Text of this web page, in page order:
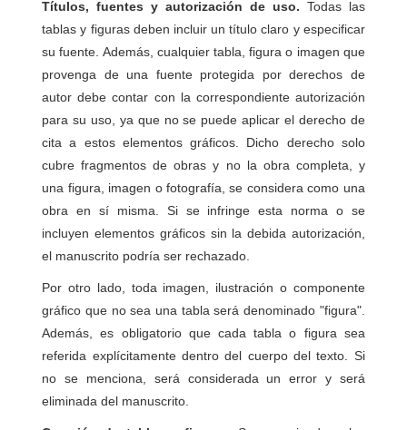
Títulos, fuentes y autorización de uso. Todas las
tablas y figuras deben incluir un título claro y especificar
su fuente. Además, cualquier tabla, figura o imagen que
provenga de una fuente protegida por derechos de
autor debe contar con la correspondiente autorización
para su uso, ya que no se puede aplicar el derecho de
cita a estos elementos gráficos. Dicho derecho solo
cubre fragmentos de obras y no la obra completa, y
una figura, imagen o fotografía, se considera como una
obra en sí misma. Si se infringe esta norma o se
incluyen elementos gráficos sin la debida autorización,
el manuscrito podría ser rechazado.
Por otro lado, toda imagen, ilustración o componente
gráfico que no sea una tabla será denominado "figura".
Además, es obligatorio que cada tabla o figura sea
referida explícitamente dentro del cuerpo del texto. Si
no se menciona, será considerada un error y será
eliminada del manuscrito.